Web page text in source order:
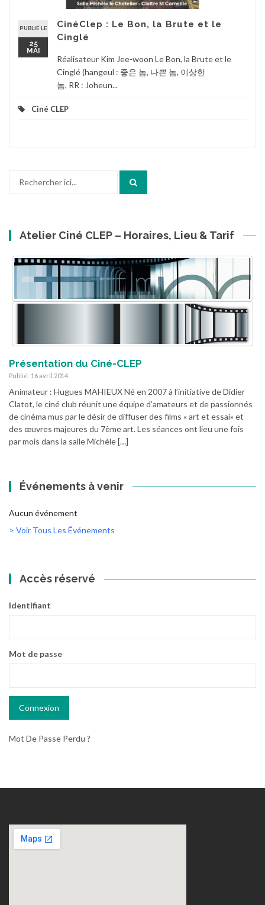
PUBLIÉ LE
25
MAI
CinéClep : Le Bon, la Brute et le
Cinglé
Réalisateur Kim Jee-woon Le Bon, la Brute et le
Cinglé (hangeul : 좋은 놈, 나쁜 놈, 이상한
놈, RR : Joheun...
Ciné CLEP
Atelier Ciné CLEP – Horaires, Lieu & Tarif
Présentation du Ciné-CLEP
Publié: 16 avril 2014
Animateur : Hugues MAHIEUX Né en 2007 à l’initiative de Didier
Clatot, le ciné club réunit une équipe d’amateurs et de passionnés
de cinéma mus par le désir de diffuser des films « art et essai» et
des œuvres majeures du 7ème art. Les séances ont lieu une fois
par mois dans la salle Michèle […]
Événements à venir
Aucun événement
> Voir Tous Les Événements
Accès réservé
Identifiant
Mot de passe
Mot De Passe Perdu ?